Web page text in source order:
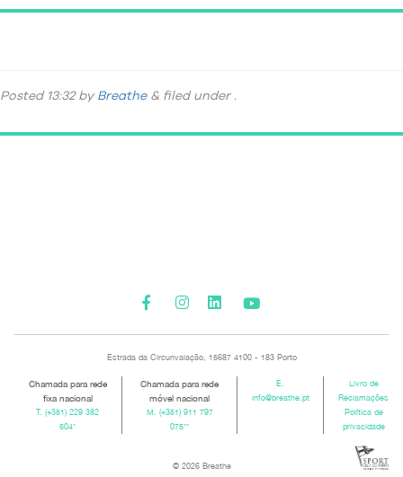
Posted 13:32by Breathe & filed under .
Estrada da Circunvalação, 15687 4100 - 183 Porto
Chamada para rede
fixa nacional
T.(+351) 229 382
504*
Chamada para rede
móvel nacional
M. (+351) 911 797
075**
E.
info@breathe.pt
Livro de
Reclamações
Política de
privacidade
© 2026 Breathe